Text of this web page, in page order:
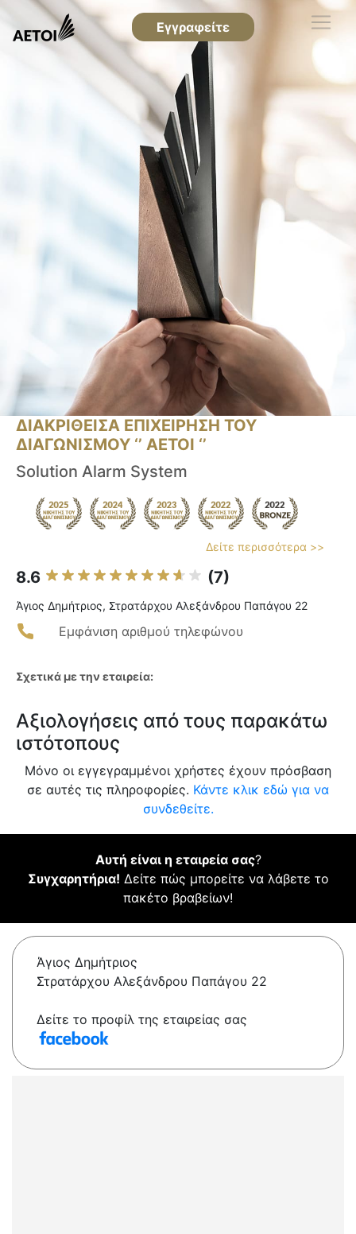
Εγγραφείτε
ΔΙΑΚΡΙΘΕΙΣΑ ΕΠΙΧΕΙΡΗΣΗ ΤΟΥ
ΔΙΑΓΩΝΙΣΜΟΥ ‘’ ΑΕΤΟΙ ‘’
Solution Alarm System
Δείτε περισσότερα >>
8.6 (7)
Άγιος Δημήτριος, Στρατάρχου Αλεξάνδρου Παπάγου 22
Εμφάνιση αριθμού τηλεφώνου
Σχετικά με την εταιρεία:
Αξιολογήσεις από τους παρακάτω
ιστότοπους
Μόνο οι εγγεγραμμένοι χρήστες έχουν πρόσβαση
σε αυτές τις πληροφορίες. Κάντε κλικ εδώ για να
συνδεθείτε.
Αυτή είναι η εταιρεία σας?
Συγχαρητήρια! Δείτε πώς μπορείτε να λάβετε το
πακέτο βραβείων!
Άγιος Δημήτριος
Στρατάρχου Αλεξάνδρου Παπάγου 22
Δείτε το προφίλ της εταιρείας σας